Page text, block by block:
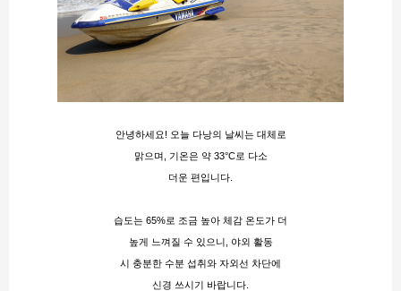
안녕하세요! 오늘 다낭의 날씨는 대체로
맑으며, 기온은 약 33°C로 다소
더운 편입니다.
습도는 65%로 조금 높아 체감 온도가 더
높게 느껴질 수 있으니, 야외 활동
시 충분한 수분 섭취와 자외선 차단에
신경 쓰시기 바랍니다.